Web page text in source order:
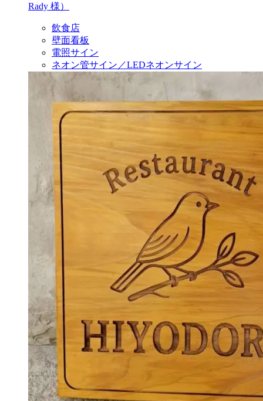
Rady 様）
飲食店
壁面看板
電照サイン
ネオン管サイン／LEDネオンサイン